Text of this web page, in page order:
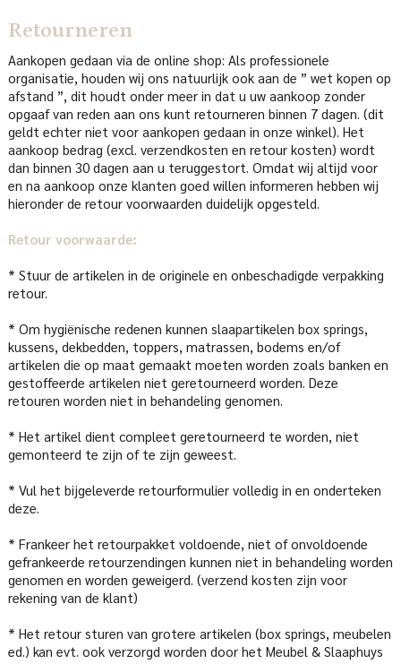
Retourneren
Aankopen gedaan via de online shop: Als professionele
organisatie, houden wij ons natuurlijk ook aan de ” wet kopen op
afstand ”, dit houdt onder meer in dat u uw aankoop zonder
opgaaf van reden aan ons kunt retourneren binnen 7 dagen. (dit
geldt echter niet voor aankopen gedaan in onze winkel). Het
aankoop bedrag (excl. verzendkosten en retour kosten) wordt
dan binnen 30 dagen aan u teruggestort. Omdat wij altijd voor
en na aankoop onze klanten goed willen informeren hebben wij
hieronder de retour voorwaarden duidelijk opgesteld.
Retour voorwaarde:
* Stuur de artikelen in de originele en onbeschadigde verpakking
retour.
* Om hygiënische redenen kunnen slaapartikelen box springs,
kussens, dekbedden, toppers, matrassen, bodems en/of
artikelen die op maat gemaakt moeten worden zoals banken en
gestoffeerde artikelen niet geretourneerd worden. Deze
retouren worden niet in behandeling genomen.
* Het artikel dient compleet geretourneerd te worden, niet
gemonteerd te zijn of te zijn geweest.
* Vul het bijgeleverde retourformulier volledig in en onderteken
deze.
* Frankeer het retourpakket voldoende, niet of onvoldoende
gefrankeerde retourzendingen kunnen niet in behandeling worden
genomen en worden geweigerd. (verzend kosten zijn voor
rekening van de klant)
* Het retour sturen van grotere artikelen (box springs, meubelen
ed.) kan evt. ook verzorgd worden door het Meubel & Slaaphuys